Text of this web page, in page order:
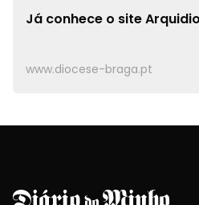
Já conhece o site
www.diocese-braga.pt